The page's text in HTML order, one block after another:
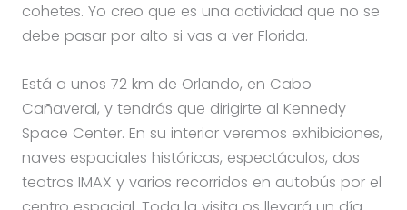
cohetes. Yo creo que es una actividad que no se
debe pasar por alto si vas a ver Florida.
Está a unos 72 km de Orlando, en Cabo
Cañaveral, y tendrás que dirigirte al Kennedy
Space Center. En su interior veremos exhibiciones,
naves espaciales históricas, espectáculos, dos
teatros IMAX y varios recorridos en autobús por el